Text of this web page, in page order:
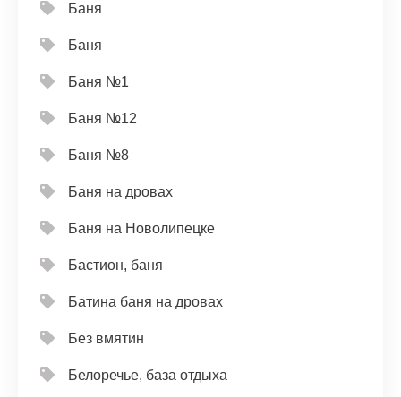
Баня
Баня
Баня №1
Баня №12
Баня №8
Баня на дровах
Баня на Новолипецке
Бастион, баня
Батина баня на дровах
Без вмятин
Белоречье, база отдыха